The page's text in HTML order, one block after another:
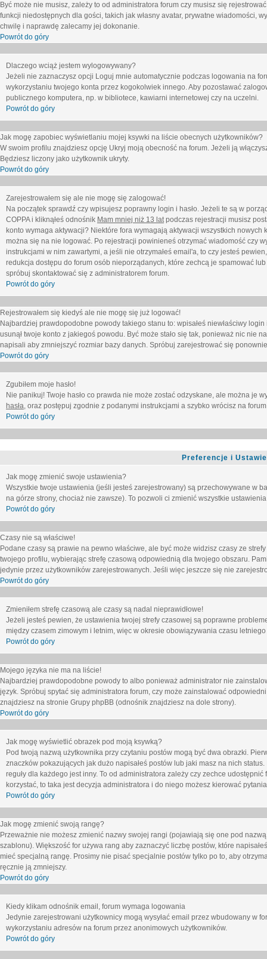
Być może nie musisz, zależy to od administratora forum czy musisz się
funkcji niedostępnych dla gości, takich jak własny avatar, prywatne wiadomości,
chwilę i naprawdę zalecamy jej dokonanie.
Powrót do góry
Dlaczego wciąż jestem wylogowywany?
Jeżeli nie zaznaczysz opcji Loguj mnie automatycznie podczas logowania na
wykorzystaniu twojego konta przez kogokolwiek innego. Aby pozostawać
publicznego komputera, np. w bibliotece, kawiarni internetowej czy na uczelni.
Powrót do góry
Jak mogę zapobiec wyświetlaniu mojej ksywki na liście obecnych użytkowników?
W swoim profilu znajdziesz opcję Ukryj moją obecność na forum. Jeżeli ją
Będziesz liczony jako użytkownik ukryty.
Powrót do góry
Zarejestrowałem się ale nie mogę się zalogować!
Na początek sprawdź czy wpisujesz poprawny login i hasło. Jeżeli te są w
COPPA i kliknąłeś odnośnik Mam mniej niż 13 latpodczas rejestracji musisz
konto wymaga aktywacji? Niektóre fora wymagają aktywacji wszystkich
można się na nie logować. Po rejestracji powinieneś otrzymać wiadomość czy
instrukcjami w nim zawartymi, a jeśli nie otrzymałeś email'a, to czy jesteś
redukcja dostępu do forum osób nieporządanych, które zechcą je spamować
spróbuj skontaktować się z administratorem forum.
Powrót do góry
Rejestrowałem się kiedyś ale nie mogę się już logować!
Najbardziej prawdopodobne powody takiego stanu to: wpisałeś niewłaściwy
usunął twoje konto z jakiegoś powodu. Być może stało się tak, ponieważ nic nie
napisali aby zmniejszyć rozmiar bazy danych. Spróbuj zarejestrować się
Powrót do góry
Zgubiłem moje hasło!
Nie panikuj! Twoje hasło co prawda nie może zostać odzyskane, ale można je
hasła, oraz postępuj zgodnie z podanymi instrukcjami a szybko wrócisz na forum
Powrót do góry
Preferencje i
Jak mogę zmienić swoje ustawienia?
Wszystkie twoje ustawienia (jeśli jesteś zarejestrowany) są przechowywane w
na górze strony, chociaż nie zawsze). To pozwoli ci zmienić wszystkie
Powrót do góry
Czasy nie są właściwe!
Podane czasy są prawie na pewno właściwe, ale być może widzisz czasy ze
twojego profilu, wybierając strefę czasową odpowiednią dla twojego obszaru.
jedynie przez użytkowników zarejestrowanych. Jeśli więc jeszcze się nie
Powrót do góry
Zmieniłem strefę czasową ale czasy są nadal nieprawidłowe!
Jeżeli jesteś pewien, że ustawienia twojej strefy czasowej są poprawne
między czasem zimowym i letnim, więc w okresie obowiązywania czasu
Powrót do góry
Mojego języka nie ma na liście!
Najbardziej prawdopodobne powody to albo ponieważ administrator nie
język. Spróbuj spytać się administratora forum, czy może zainstalować
znajdziesz na stronie Grupy phpBB (odnośnik znajdziesz na dole strony).
Powrót do góry
Jak mogę wyświetlić obrazek pod moją ksywką?
Pod twoją nazwą użytkownika przy czytaniu postów mogą być dwa obrazki.
znaczków pokazujących jak dużo napisałeś postów lub jaki masz na nich
reguły dla każdego jest inny. To od administratora zależy czy zechce
korzystać, to taka jest decyzja administratora i do niego możesz kierować
Powrót do góry
Jak mogę zmienić swoją rangę?
Przeważnie nie możesz zmienić nazwy swojej rangi (pojawiają się one pod
szablonu). Większość for używa rang aby zaznaczyć liczbę postów, które
mieć specjalną rangę. Prosimy nie pisać specjalnie postów tylko po to, aby
ręcznie ją zmniejszy.
Powrót do góry
Kiedy klikam odnośnik email, forum wymaga logowania
Jedynie zarejestrowani użytkownicy mogą wysyłać email przez wbudowany w
wykorzystaniu adresów na forum przez anonimowych użytkowników.
Powrót do góry